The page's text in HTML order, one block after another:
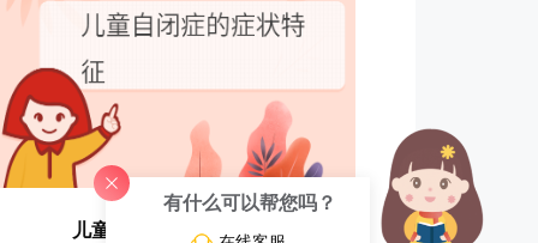
儿童自闭症的症状特征
有什么可以帮您吗？